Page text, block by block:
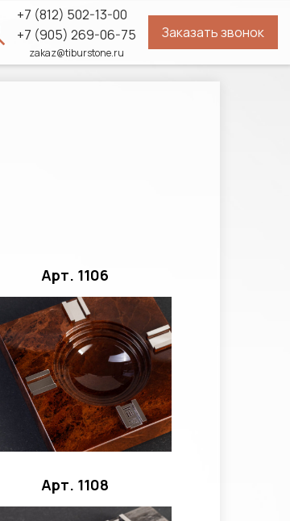
+7 (812) 502-13-00
+7 (905) 269-06-75
zakaz@tiburstone.ru
Заказать звонок
Арт. 1106
Арт. 1108